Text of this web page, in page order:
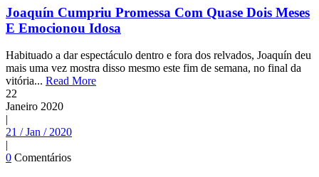
Joaquín Cumpriu Promessa Com Quase Dois Meses
E Emocionou Idosa
Habituado a dar espectáculo dentro e fora dos relvados, Joaquín deu
mais uma vez mostra disso mesmo este fim de semana, no final da
vitória... Read More
22
Janeiro 2020
|
21 / Jan / 2020
|
0 Comentários